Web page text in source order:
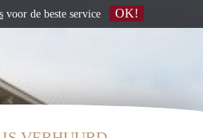
voor de beste service OK!